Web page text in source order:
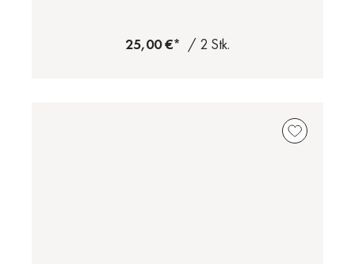
25,00 €* / 2 Stk.